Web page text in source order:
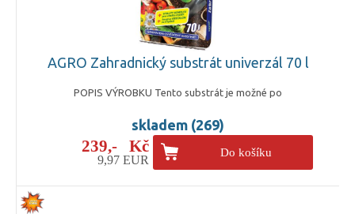
AGRO Zahradnický substrát univerzál 70 l
POPIS VÝROBKU Tento substrát je možné po
skladem (269)
239,- Kč
9,97 EUR
Do košíku